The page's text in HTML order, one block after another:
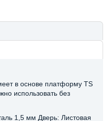
в основе платформу TS
использовать без
1,5 мм Дверь: Листовая